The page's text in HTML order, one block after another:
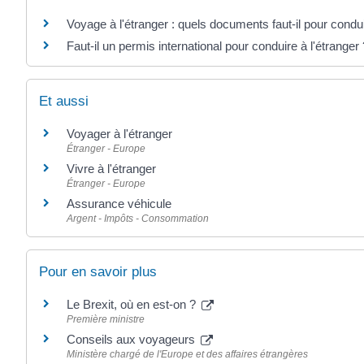
Voyage à l'étranger : quels documents faut-il pour
Faut-il un permis international pour conduire à l'étranger
Et aussi
Voyager à l'étranger
Étranger - Europe
Vivre à l'étranger
Étranger - Europe
Assurance véhicule
Argent - Impôts - Consommation
Pour en savoir plus
Le Brexit, où en est-on ?
Première ministre
Conseils aux voyageurs
Ministère chargé de l'Europe et des affaires étrangères